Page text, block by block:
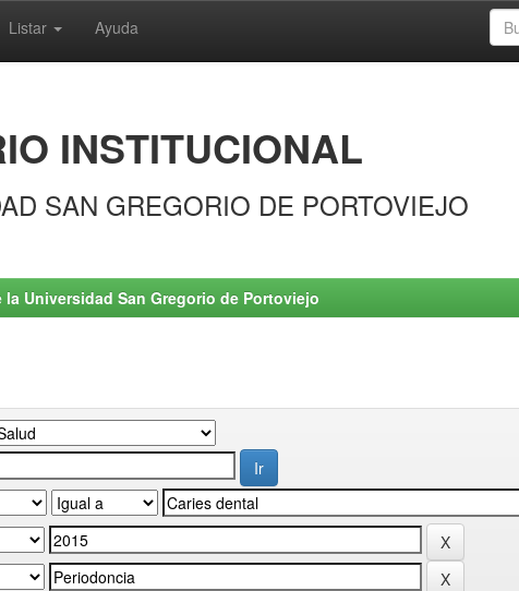
Listar Ayuda
INSTITUCIONAL
SAN GREGORIO DE PORTOVIEJO
Universidad San Gregorio de Portoviejo